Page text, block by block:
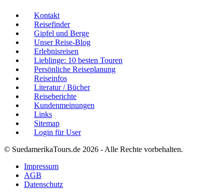
Kontakt
Reisefinder
Gipfel und Berge
Unser Reise-Blog
Erlebnisreisen
Lieblinge: 10 besten Touren
Persönliche Reiseplanung
Reiseinfos
Literatur / Bücher
Reiseberichte
Kundenmeinungen
Links
Sitemap
Login für User
© SuedamerikaTours.de 2026 - Alle Rechte vorbehalten.
Impressum
AGB
Datenschutz